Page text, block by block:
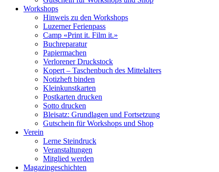
Workshops
Hinweis zu den Workshops
Luzerner Ferienpass
Camp «Print it. Film it.»
Buchreparatur
Papiermachen
Verlorener Druckstock
Kopert – Taschenbuch des Mittelalters
Notizheft binden
Kleinkunstkarten
Postkarten drucken
Sotto drucken
Bleisatz: Grundlagen und Fortsetzung
Gutschein für Workshops und Shop
Verein
Lerne Steindruck
Veranstaltungen
Mitglied werden
Magazingeschichten